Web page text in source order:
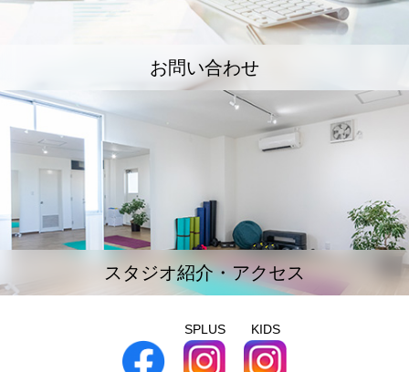
お問い合わせ
スタジオ紹介・アクセス
SPLUS KIDS